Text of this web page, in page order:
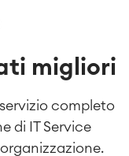
migliori
completo
di IT Service